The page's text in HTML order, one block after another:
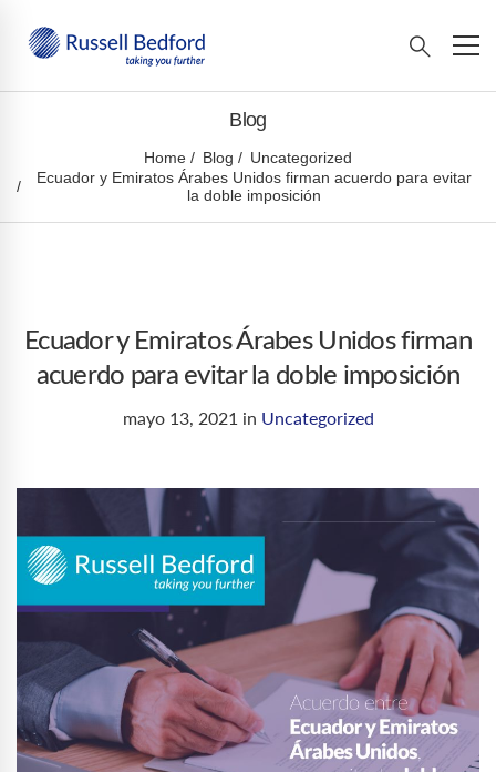
Blog
Home Blog
Uncategorized
Ecuador y Emiratos Árabes Unidos firman acuerdo para evitar
la doble imposición
Ecuador y Emiratos Árabes Unidos firman
acuerdo para evitar la doble imposición
mayo 13, 2021 in Uncategorized